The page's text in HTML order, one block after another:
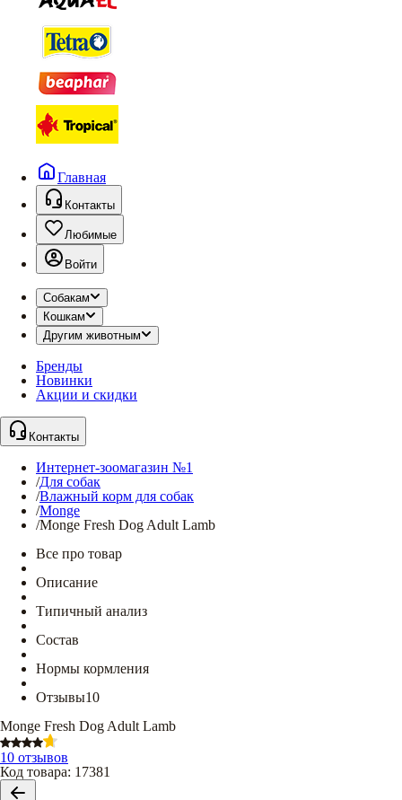
Главная
Контакты
Любимые
Войти
Собакам
Кошкам
Другим животным
Бренды
Новинки
Акции и скидки
Контакты
Интернет-зоомагазин №1
/Для собак
/Влажный корм для собак
/Monge
/Monge Fresh Dog Adult Lamb
Все про товар
Описание
Типичный анализ
Состав
Нормы кормления
Отзывы10
Monge Fresh Dog Adult Lamb
10 отзывов
Код товара: 17381